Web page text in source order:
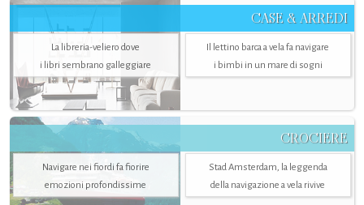
CASE & ARREDI
La libreria-veliero dove
i libri sembrano galleggiare
Il lettino barca a vela fa navigare
i bimbi in un mare di sogni
CROCIERE
Navigare nei fiordi fa fiorire
emozioni profondissime
Stad Amsterdam, la leggenda
della navigazione a vela rivive